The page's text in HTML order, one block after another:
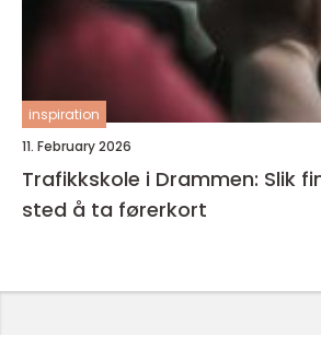
inspiration
11. February 2026
Trafikkskole i Drammen: Slik
sted å ta førerkort